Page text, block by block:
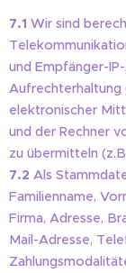
7.1 Wir sind
und Empfänger-
Aufrechterhaltung
elektronischer
und der Rechner
zu übermitteln
7.2 Als
Familienname,
Firma, Adresse,
Mail-Adresse,